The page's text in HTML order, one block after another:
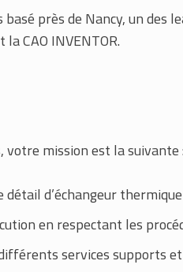
près de Nancy, un
CAO INVENTOR.
votre mission est la suivante :
d’échangeur
en respectant les
services supports